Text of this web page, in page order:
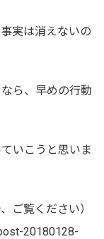
実は消えないの
ら、早めの行動
いこうと思いま
ご覧ください）
20180128-